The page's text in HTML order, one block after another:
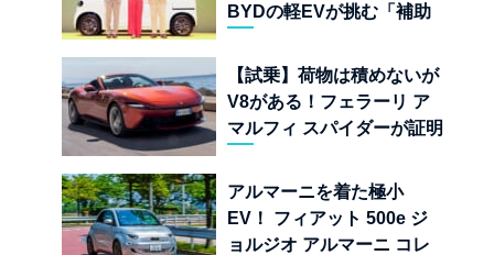
BYDの軽EVが挑む「補助
界
【試乗】荷物は積めないが
V8がある！フェラーリ ア
マルフィ スパイダーが証明
ーの至福
アルマーニを着た極小
EV！ フィアット 500e ジ
ョルジオ アルマーニ コレ